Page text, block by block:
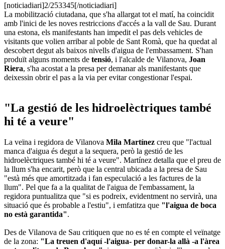
[noticiadiari]2/253345[/noticiadiari]
La mobilització ciutadana, que s'ha allargat tot el matí, ha coincidit
amb l'inici de les noves restriccions d'accés a la vall de Sau. Durant
una estona, els manifestants han impedit el pas dels vehicles de
visitants que volien arribar al poble de Sant Romà, que ha quedat al
descobert degut als baixos nivells d'aigua de l'embassament. S'han
produït alguns moments de tensió, i l'alcalde de Vilanova, Joan
Riera, s'ha acostat a la presa per demanar als manifestants que
deixessin obrir el pas a la via per evitar congestionar l'espai.
"La gestió de les hidroelèctriques també
hi té a veure"
La veïna i regidora de Vilanova Mila Martínez creu que "l'actual
manca d'aigua és degut a la sequera, però la gestió de les
hidroelèctriques també hi té a veure". Martínez detalla que el preu de
la llum s'ha encarit, però que la central ubicada a la presa de Sau
"està més que amortitzada i fan especulació a les factures de la
llum". Pel que fa a la qualitat de l'aigua de l'embassament, la
regidora puntualitza que "si es podreix, evidentment no servirà, una
situació que és probable a l'estiu", i emfatitza que "l'aigua de boca
no està garantida".
Des de Vilanova de Sau critiquen que no es té en compte el veïnatge
de la zona: "La treuen d'aquí -l'aigua- per donar-la allà -a l'àrea